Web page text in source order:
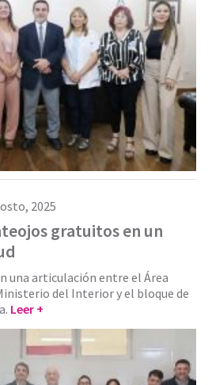
2025
gratuitos en un
una articulación entre el Área
del Interior y el bloque de
Leer +